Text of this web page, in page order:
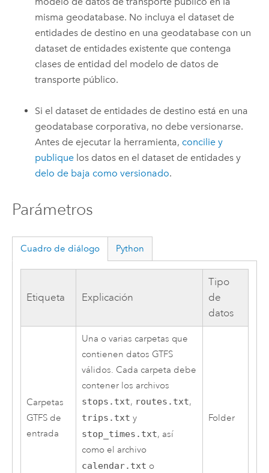
misma geodatabase. No incluya el dataset de
entidades de destino en una geodatabase con un
dataset de entidades existente que contenga
clases de entidad del modelo de datos de
transporte público.
Si el dataset de entidades de destino está en una
geodatabase corporativa, no debe versionarse.
Antes de ejecutar la herramienta, concilie y
publique los datos en el dataset de entidades y
delo de baja como versionado.
Parámetros
Cuadro de diálogo Python
Etiqueta Explicación
Tipo
de
datos
Carpetas
GTFS de
entrada
Una o varias carpetas que
contienen datos GTFS
válidos. Cada carpeta debe
contener los archivos
stops.txt, routes.txt,
trips.txt y
stop_times.txt, así
como el archivo
calendar.txt o
Folder